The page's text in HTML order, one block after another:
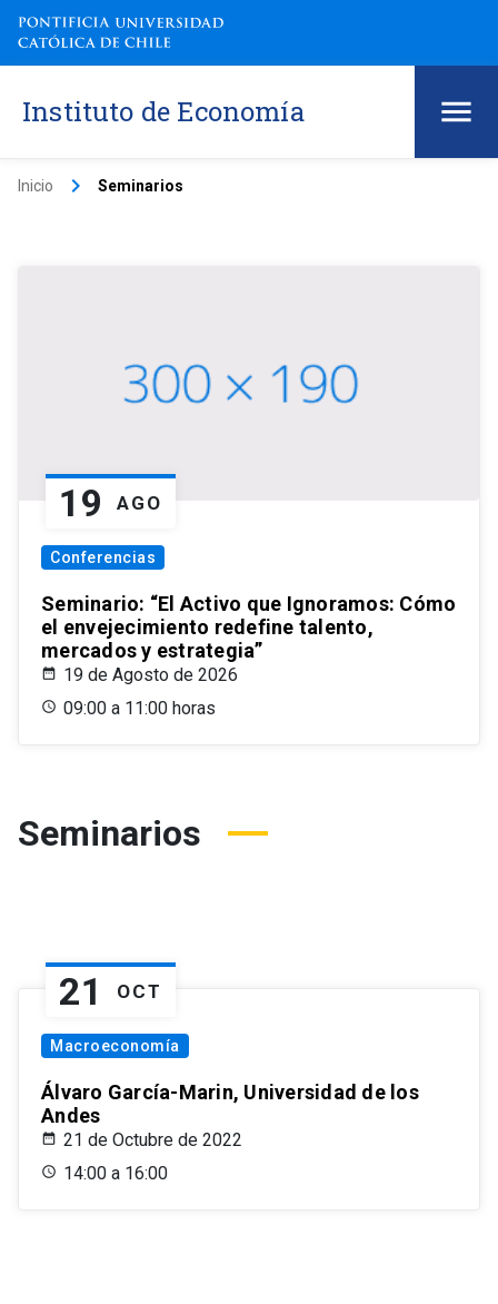
Instituto de Economía
Inicio keyboard_arrow_right Seminarios
19 AGO
Conferencias
Seminario: “El Activo que Ignoramos: Cómo
el envejecimiento redefine talento,
mercados y estrategia”
19 de Agosto de 2026
09:00 a 11:00 horas
Seminarios
21 OCT
Macroeconomía
Álvaro García-Marin, Universidad de los
Andes
21 de Octubre de 2022
14:00 a 16:00